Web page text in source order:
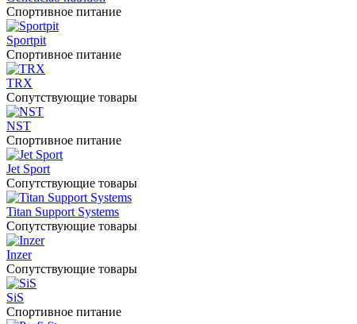
Спортивное питание
Sportpit
Спортивное питание
TRX
Сопутствующие товары
NST
Спортивное питание
Jet Sport
Сопутствующие товары
Titan Support Systems
Сопутствующие товары
Inzer
Сопутствующие товары
SiS
Спортивное питание